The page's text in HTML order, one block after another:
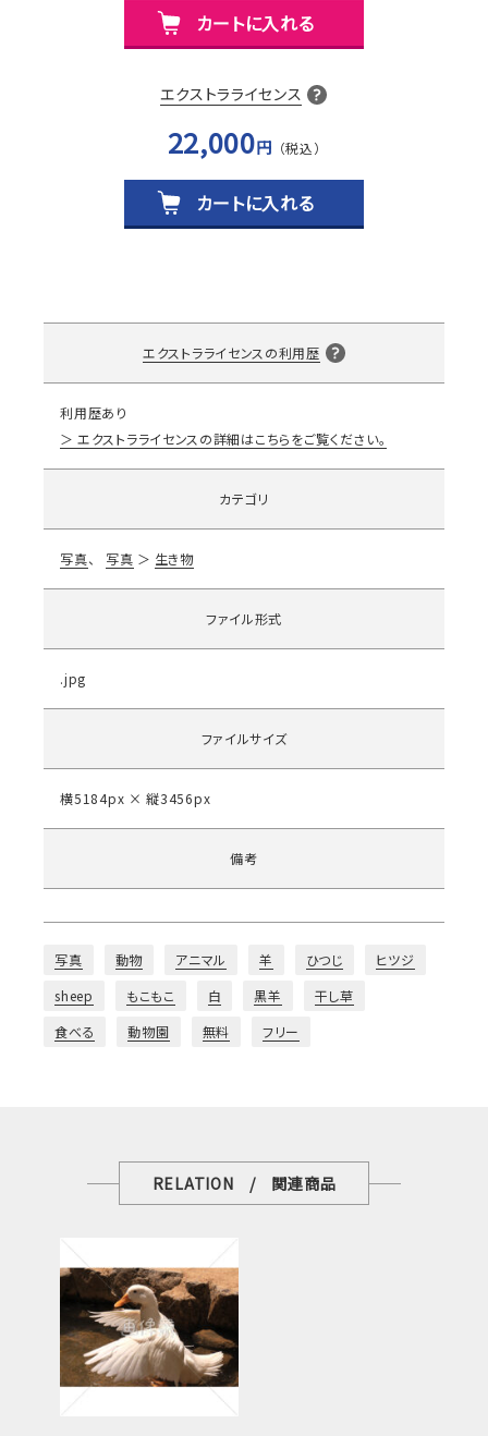
カートに入れる
エクストラライセンス
22,000円
カートに入れる
エクストラライセンスの利用歴
利用歴あり
エクストラライセンスの詳細はこちらをご覧ください。
カテゴリ
写真 写真 生き物
ファイル形式
.jpg
ファイルサイズ
横5184px × 縦3456px
備考
写真 動物 アニマル 羊 ひつじ
ヒツジ
sheep
もこもこ 白 黒羊
干し草
食べる
動物園 無料 フリー
RELATION / 関連商品